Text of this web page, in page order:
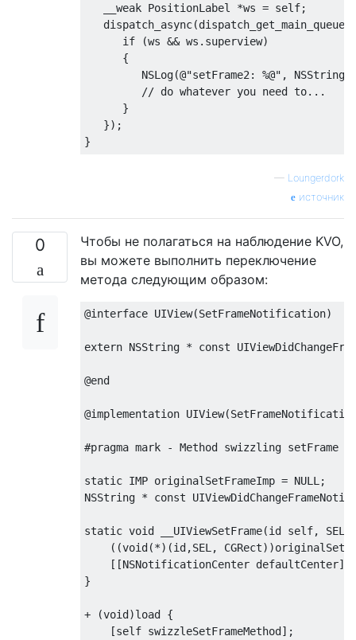
weak PositionLabel *ws = self;
dispatch_async
if (ws && ws.superview)
      {
NSLog(@"setFrame2: %@" ,
// do whatever you need to...
      }
   });
— Loungerdork
источник
0
Чтобы не полагаться на наблюдение KVO,
вы можете выполнить переключение
метода следующим образом:
@interface UIView(SetFrameNotification)
extern NSString * const
@end
@implementation UIView(
#pragma mark - Method swizzling setFrame
static IMP originalSetFrameImp = NULL
NSString * const
static void __UIViewSetFrame(id self, SEL
    ((
void(*)(id,SEL, CGRect
    [[
NSNotificationCenter defaultCenter]
}
+ (void)load {
    [
self swizzleSetFrameMethod];